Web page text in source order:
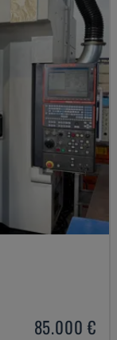
85.000 €